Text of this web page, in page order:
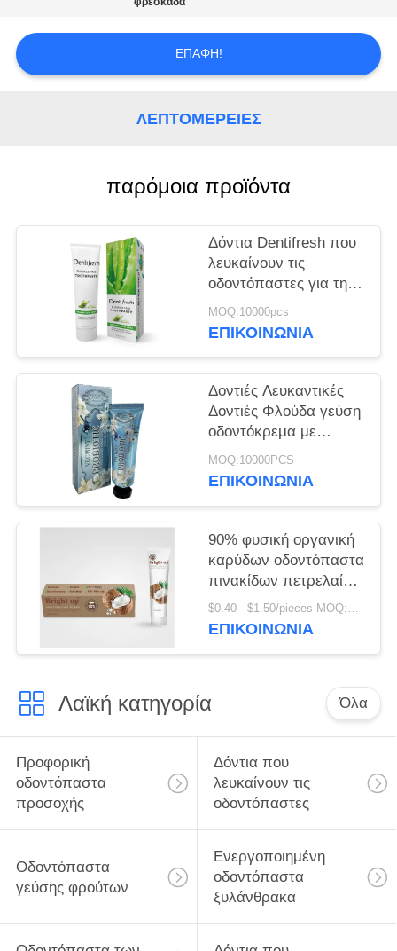
ΖΗΤΉΣΤΕ
ΈΝΑ
ΑΠΌΣΠΑΣΜΑ
ΙΣΤΌΤΟΠΟΥ
ΠΟΛΙΤΙΚΉ
ΜΥΣΤΙΚΌΤΗΤΑΣ
ΕΠΑΦΉ!
ΛΕΠΤΟΜΈΡΕΙΕΣ
παρόμοια προϊόντα
Δόντια Dentifresh που
λευκαίνουν τις
οδοντόπαστες για την
επαγγελματική
στοματική φροντίδα μη
MOQ:10000pcs
ΕΠΙΚΟΙΝΩΝΊΑ
Δοντιές Λευκαντικές
Δοντιές Φλούδα γεύση
οδοντόκρεμα με
Σορμπιτόλη Σιλικόλη
400g λευκό χαρτί
MOQ:10000PCS
ΕΠΙΚΟΙΝΩΝΊΑ
90% φυσική οργανική
καρύδων οδοντόπαστα
πινακίδων πετρελαίου
αντι οδοντική
$0.40 - $1.50/pieces MOQ:240 κομμάτια
ΕΠΙΚΟΙΝΩΝΊΑ
Λαϊκή κατηγορία Όλα
Προφορική
οδοντόπαστα
προσοχής
Δόντια που
λευκαίνουν τις
οδοντόπαστες
Οδοντόπαστα
γεύσης φρούτων
Ενεργοποιημένη
οδοντόπαστα
ξυλάνθρακα